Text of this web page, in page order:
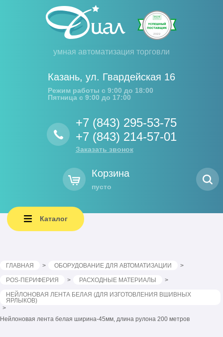
умная автоматизация торговли
Казань, ул. Гвардейская 16
Режим работы с 9:00 до 18:00
Пятница с 9:00 до 17:00
+7 (843) 295-53-75
+7 (843) 214-57-01
Заказать звонок
Корзина
пусто
Каталог
ГЛАВНАЯ ОБОРУДОВАНИЕ ДЛЯ АВТОМАТИЗАЦИИ
POS-ПЕРИФЕРИЯ РАСХОДНЫЕ МАТЕРИАЛЫ
НЕЙЛОНОВАЯ ЛЕНТА БЕЛАЯ (ДЛЯ ИЗГОТОВЛЕНИЯ ВШИВНЫХ
ЯРЛЫКОВ)
Нейлоновая лента белая ширина-45мм, длина рулона 200 метров